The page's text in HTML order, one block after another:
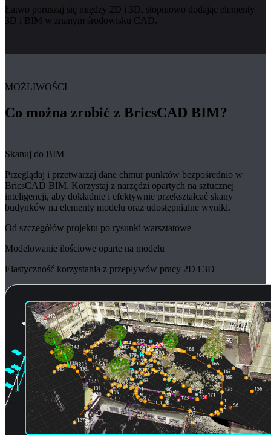
Łatwo poruszaj się między 2D i 3D, stopniowo dodając elementy
3D i BIM w znanym środowisku CAD.
MOŻLIWOŚCI
Co można zrobić z BricsCAD BIM?
Skanuj do BIM
Przeglądaj i przetwarzaj dane chmur punktów bezpośrednio w
BricsCAD BIM. Korzystaj z narzędzi opartych na sztucznej
inteligencji, aby dokładnie i efektywnie przekształcać skany
budynków na elementy modelu oraz udostępnialne wyniki.
Od szczegółów projektu po rysunki warsztatowe
Modelowanie ilościowe oparte na modelu
Elastyczność korzystania z przepływów pracy 2D i 3D